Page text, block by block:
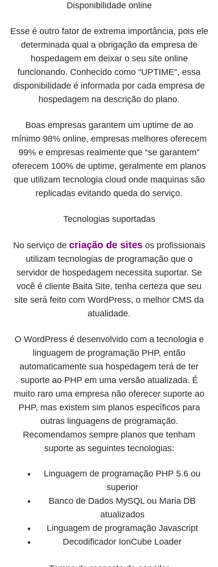
Disponibilidade online
Esse é outro fator de extrema importância, pois ele
determinada qual a obrigação da empresa de
hospedagem em deixar o seu site online
funcionando. Conhecido como “UPTIME”, essa
disponibilidade é informada por cada empresa de
hospedagem na descrição do plano.
Boas empresas garantem um uptime de ao
mínimo 98% online, empresas melhores oferecem
99% e empresas realmente que “se garantem”
oferecem 100% de uptime, geralmente em planos
que utilizam tecnologia cloud onde maquinas são
replicadas evitando queda do serviço.
Tecnologias suportadas
No serviço de criação de sitesos profissionais
utilizam tecnologias de programação que o
servidor de hospedagem necessita suportar. Se
você é cliente Baita Site, tenha certeza que seu
site será feito com WordPress, o melhor CMS da
atualidade.
O WordPress é desenvolvido com a tecnologia e
linguagem de programação PHP, então
automaticamente sua hospedagem terá de ter
suporte ao PHP em uma versão atualizada. É
muito raro uma empresa não oferecer suporte ao
PHP, mas existem sim planos específicos para
outras linguagens de programação.
Recomendamos sempre planos que tenham
suporte as seguintes tecnologias:
Linguagem de programação PHP 5.6 ou
superior
Banco de Dados MySQL ou Maria DB
atualizados
Linguagem de programação Javascript
Decodificador IonCube Loader